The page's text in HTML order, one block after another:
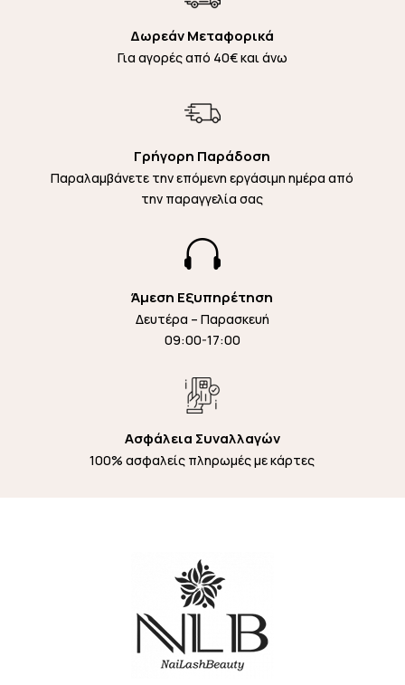
Δωρεάν Μεταφορικά
Για αγορές από 40€ και άνω
Γρήγορη Παράδοση
Παραλαμβάνετε την επόμενη εργάσιμη ημέρα από
την παραγγελία σας

Άμεση Εξυπηρέτηση
Δευτέρα – Παρασκευή
09:00-17:00
Ασφάλεια Συναλλαγών
100% ασφαλείς πληρωμές με κάρτες